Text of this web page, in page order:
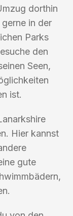
dorthin
in der
Parks
den
Seen,
ist.
Hier kannst
gute